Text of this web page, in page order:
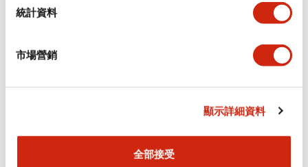
統計資料
市場營銷
顯示詳細資料
全部接受
機械規格